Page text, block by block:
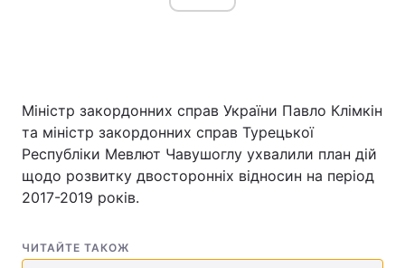
Міністр закордонних справ України Павло Клімкін
та міністр закордонних справ Турецької
Республіки Мевлют Чавушоглу ухвалили план дій
щодо розвитку двосторонніх відносин на період
2017-2019 років.
ЧИТАЙТЕ ТАКОЖ